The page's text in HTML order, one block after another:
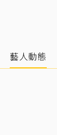
藝人動態